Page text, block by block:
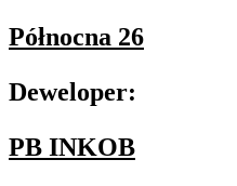
Północna 26
Deweloper:
PB INKOB